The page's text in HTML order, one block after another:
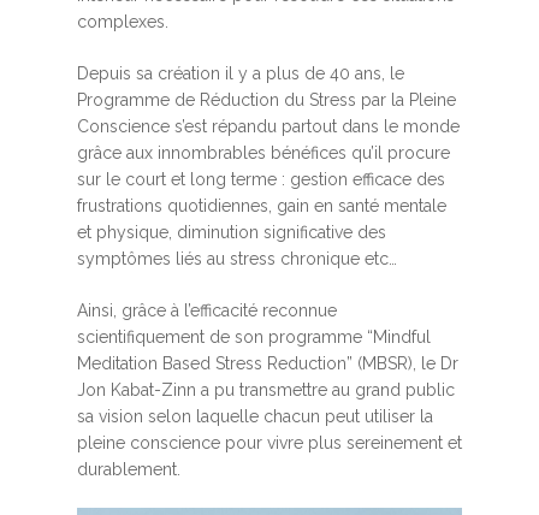
complexes.
Depuis sa création il y a plus de 40 ans, le
Programme de Réduction du Stress par la Pleine
Conscience s’est répandu partout dans le monde
grâce aux innombrables bénéfices qu’il procure
sur le court et long terme : gestion efficace des
frustrations quotidiennes, gain en santé mentale
et physique, diminution significative des
symptômes liés au stress chronique etc…
Ainsi, grâce à l’efficacité reconnue
scientifiquement de son programme “Mindful
Meditation Based Stress Reduction” (MBSR), le Dr
Jon Kabat-Zinn a pu transmettre au grand public
sa vision selon laquelle chacun peut utiliser la
pleine conscience pour vivre plus sereinement et
durablement.